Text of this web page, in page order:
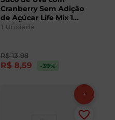
Cranberry Sem Adição
de Açúcar Life Mix 1
Litro
1 Unidade
R$ 13,98
R$ 8,59 -39%